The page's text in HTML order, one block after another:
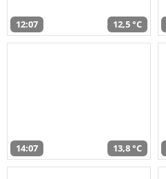
12:07 12,5 °C
14:07 13,8 °C